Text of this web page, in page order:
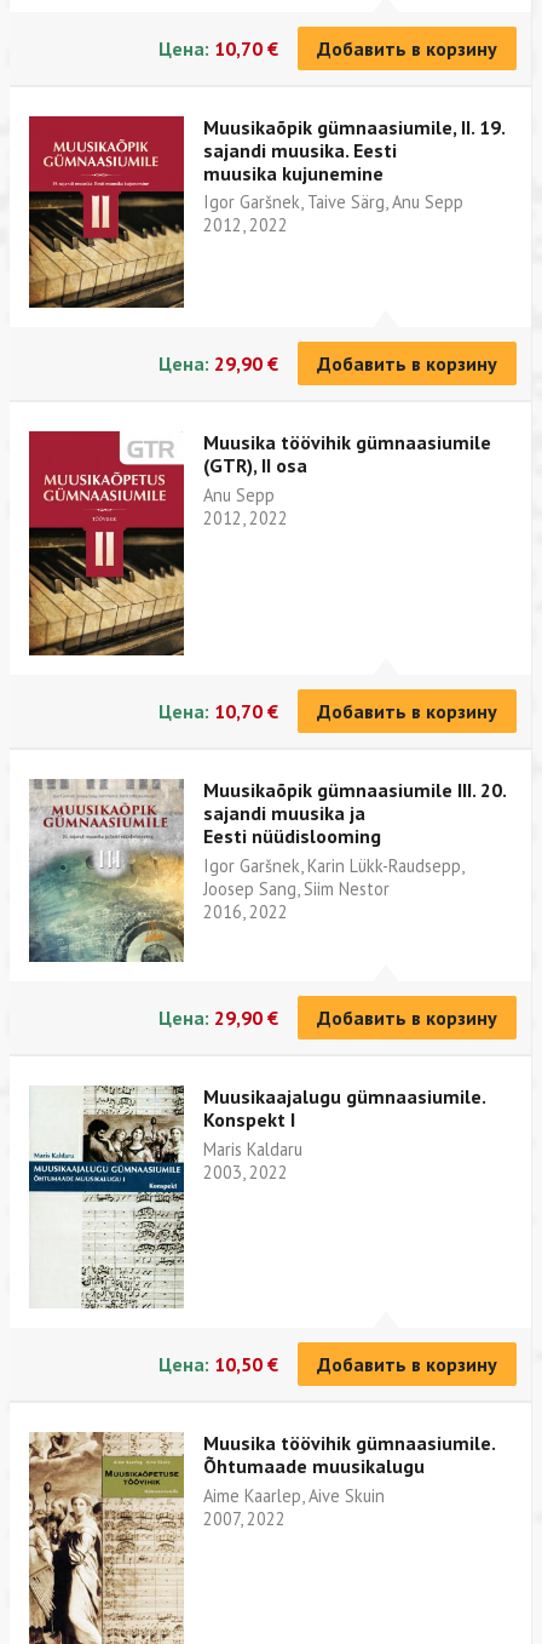
Цена: 10,70 € Добавить в корзину
Muusikaõpik gümnaasiumile, II. 19.
sajandi muusika. Eesti
muusika kujunemine
Igor Garšnek, Taive Särg, Anu Sepp
2012, 2022
Цена: 29,90 € Добавить в корзину
Muusika töövihik gümnaasiumile
(GTR), II osa
Anu Sepp
2012, 2022
Цена: 10,70 € Добавить в корзину
Muusikaõpik gümnaasiumile III. 20.
sajandi muusika ja
Eesti nüüdislooming
Igor Garšnek, Karin Lükk-Raudsepp,
Joosep Sang, Siim Nestor
2016, 2022
Цена: 29,90 € Добавить в корзину
Muusikaajalugu gümnaasiumile.
Konspekt I
Maris Kaldaru
2003, 2022
Цена: 10,50 € Добавить в корзину
Muusika töövihik gümnaasiumile.
Õhtumaade muusikalugu
Aime Kaarlep, Aive Skuin
2007, 2022